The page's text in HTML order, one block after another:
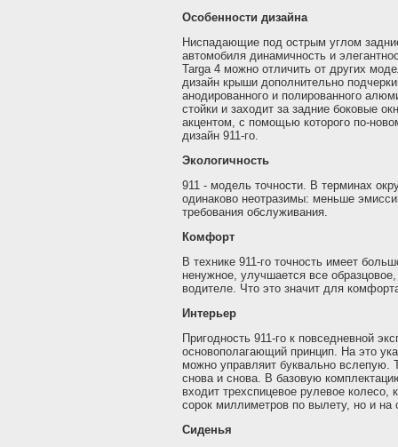
Особенности дизайна
Ниспадающие под острым углом
автомобиля динамичность и
Targa 4 можно отличить от других
дизайн крыши дополнительно
анодированного и полированного
стойки и заходит за задние боковые
акцентом, с помощью которого по-
дизайн 911-го.
Экологичность
911 - модель точности. В терминах
одинаково неотразимы: меньше
требования обслуживания.
Комфорт
В технике 911-го точность имеет
ненужное, улучшается все
водителе. Что это значит для
Интерьер
Пригодность 911-го к повседневной
основополагающий принцип. На это
можно управляит буквально вслепую.
снова и снова. В базовую
входит трехспицевое рулевое колесо,
сорок миллиметров по вылету, но и на
Сиденья